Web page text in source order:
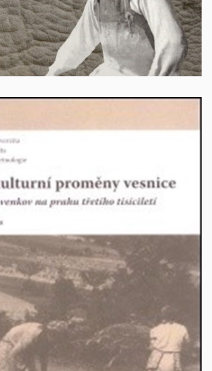
proměny vesnice. Moravský venkov na
prahu třetího tisíciletí
Brno 2011, 224 s, ISBN 978-80-
210-3908-7
Vyprodáno